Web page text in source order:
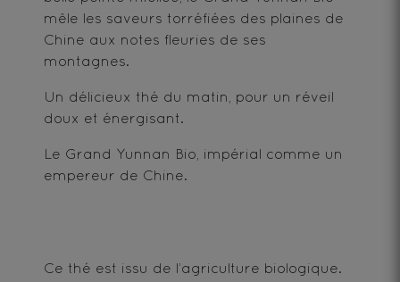
mêle les saveurs torréfiées des plaines de
Chine aux notes fleuries de ses
montagnes.
Un délicieux thé du matin, pour un réveil
doux et énergisant.
Le Grand Yunnan Bio, impérial comme un
empereur de Chine.
Ce thé est issu de l’agriculture biologique.